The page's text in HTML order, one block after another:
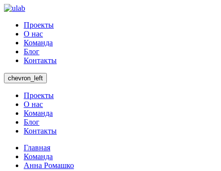
Проекты
О нас
Команда
Блог
Контакты
chevron_left
Проекты
О нас
Команда
Блог
Контакты
Главная
Команда
Анна Ромашко